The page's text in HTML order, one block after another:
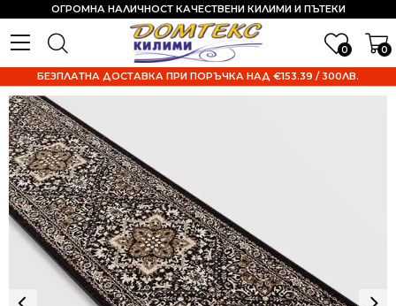
0 0
ОГРОМНА НАЛИЧНОСТ КАЧЕСТВЕНИ КИЛИМИ И ПЪТЕКИ
БЕЗПЛАТНА ДОСТАВКА ПРИ ПОРЪЧКА НАД €153.39 / 300ЛВ.